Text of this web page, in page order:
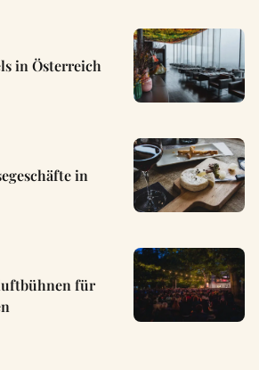
in Österreich
in
für